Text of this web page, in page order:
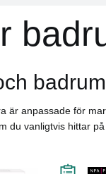
badrum
är anpassade för
du vanligtvis hittar